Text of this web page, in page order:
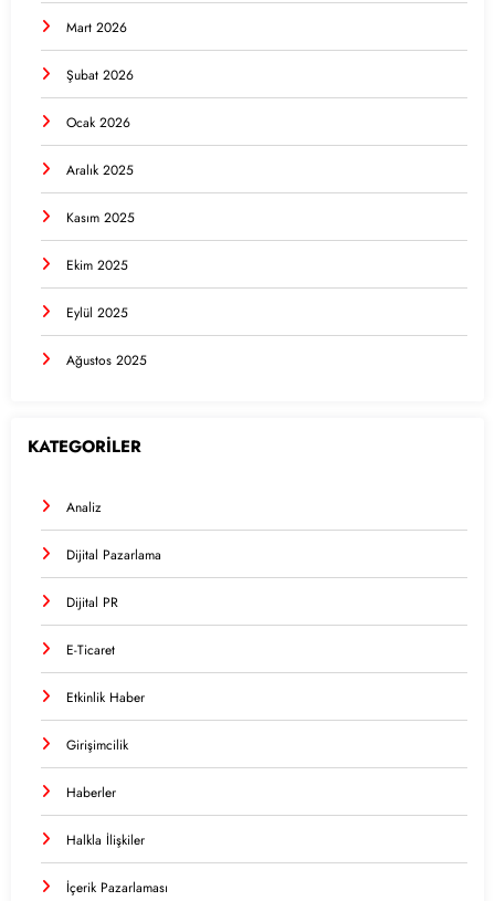
Mart 2026
Şubat 2026
Ocak 2026
Aralık 2025
Kasım 2025
Ekim 2025
Eylül 2025
Ağustos 2025
KATEGORİLER
Analiz
Dijital Pazarlama
Dijital PR
E-Ticaret
Etkinlik Haber
Girişimcilik
Haberler
Halkla İlişkiler
İçerik Pazarlaması